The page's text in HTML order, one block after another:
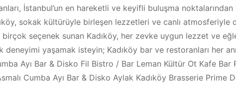
İstanbul’un en hareketli ve keyifli buluşma
sokak kültürüyle birleşen lezzetleri ve canlı
seçenek sunan Kadıköy, her zevke uygun lezzet ve
yaşamak isteyin; Kadıköy bar ve restoranları her
Ayı Bar & Disko Fil Bistro / Bar Leman Kültür Ot Kafe
Cumba Ayı Bar & Disko Aylak Kadıköy Brasserie